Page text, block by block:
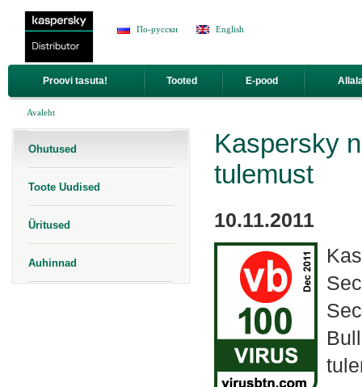
По-русски English
Proovi tasuta! Tooted E-pood
Sa oled siin
Avaleht
Ohutused
Toote Uudised
Üritused
Auhinnad
Kaspersky
tulemust
10.11.2011